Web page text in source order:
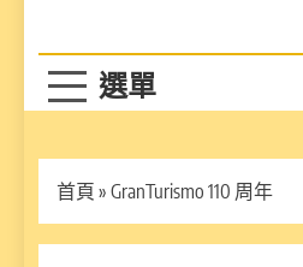
首頁 » GranTurismo 110 周年